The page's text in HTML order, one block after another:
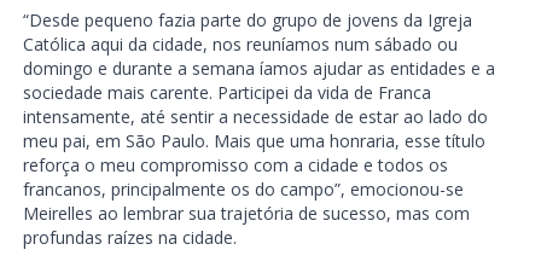
“Desde pequeno fazia parte do grupo de jovens da Igreja
Católica aqui da cidade, nos reuníamos num sábado ou
domingo e durante a semana íamos ajudar as entidades e a
sociedade mais carente. Participei da vida de Franca
intensamente, até sentir a necessidade de estar ao lado do
meu pai, em São Paulo. Mais que uma honraria, esse título
reforça o meu compromisso com a cidade e todos os
francanos, principalmente os do campo”, emocionou-se
Meirelles ao lembrar sua trajetória de sucesso, mas com
profundas raízes na cidade.